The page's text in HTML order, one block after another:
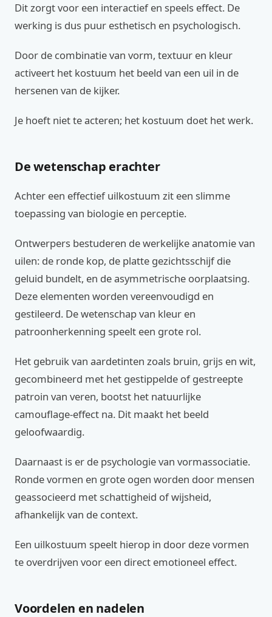
Dit zorgt voor een interactief en speels effect. De
werking is dus puur esthetisch en psychologisch.
Door de combinatie van vorm, textuur en kleur
activeert het kostuum het beeld van een uil in de
hersenen van de kijker.
Je hoeft niet te acteren; het kostuum doet het werk.
De wetenschap erachter
Achter een effectief uilkostuum zit een slimme
toepassing van biologie en perceptie.
Ontwerpers bestuderen de werkelijke anatomie van
uilen: de ronde kop, de platte gezichtsschijf die
geluid bundelt, en de asymmetrische oorplaatsing.
Deze elementen worden vereenvoudigd en
gestileerd. De wetenschap van kleur en
patroonherkenning speelt een grote rol.
Het gebruik van aardetinten zoals bruin, grijs en wit,
gecombineerd met het gestippelde of gestreepte
patroin van veren, bootst het natuurlijke
camouflage-effect na. Dit maakt het beeld
geloofwaardig.
Daarnaast is er de psychologie van vormassociatie.
Ronde vormen en grote ogen worden door mensen
geassocieerd met schattigheid of wijsheid,
afhankelijk van de context.
Een uilkostuum speelt hierop in door deze vormen
te overdrijven voor een direct emotioneel effect.
Voordelen en nadelen